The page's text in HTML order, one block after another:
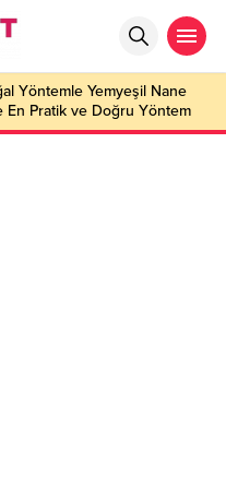
Yöntemle Yemyeşil Nane
En Pratik ve Doğru Yöntem